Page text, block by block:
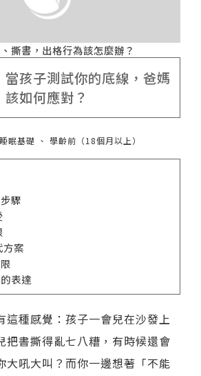
撕書，出格行為該怎麼辦？
當孩子測試你的底線，爸媽
該如何應對？
睡眠基礎 學齡前（18個月以上）
驟
方案
表達
這種感覺：孩子一會兒在沙發上
把書撕得亂七八糟，有時候還會
大吼大叫？而你一邊想著「不能